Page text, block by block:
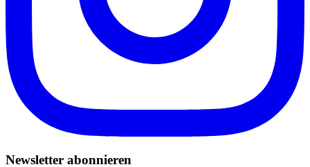
Newsletter abonnieren